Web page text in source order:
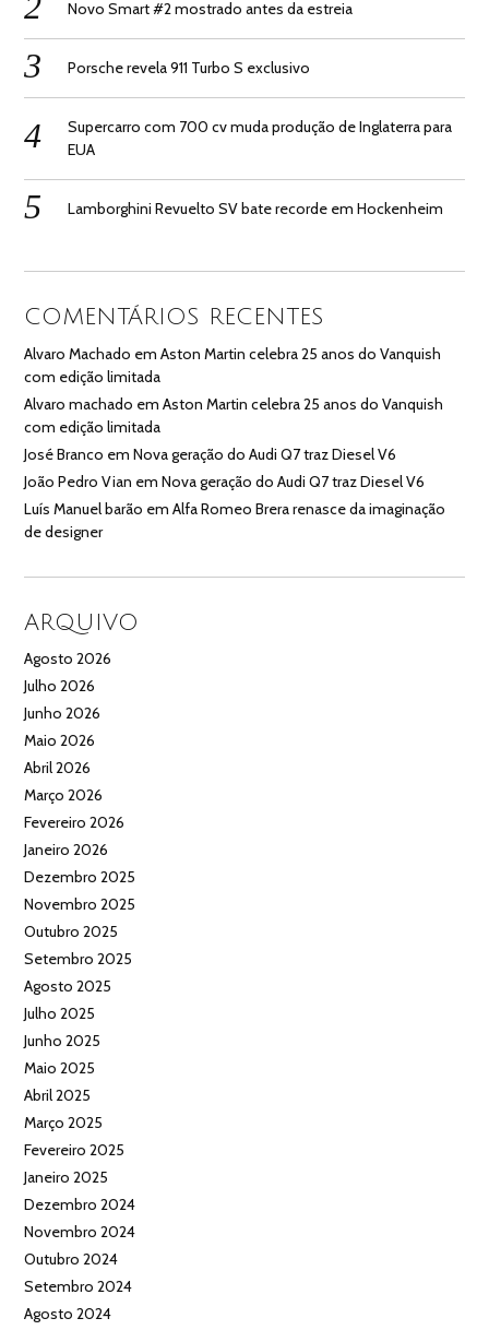
Novo Smart #2 mostrado antes da estreia
Porsche revela 911 Turbo S exclusivo
Supercarro com 700 cv muda produção de Inglaterra para
EUA
Lamborghini Revuelto SV bate recorde em Hockenheim
COMENTÁRIOS RECENTES
Alvaro Machado emAston Martin celebra 25 anos do Vanquish
com edição limitada
Alvaro machado emAston Martin celebra 25 anos do Vanquish
com edição limitada
José Branco emNova geração do Audi Q7 traz Diesel V6
João Pedro Vian emNova geração do Audi Q7 traz Diesel V6
Luís Manuel barão emAlfa Romeo Brera renasce da imaginação
de designer
ARQUIVO
Agosto 2026
Julho 2026
Junho 2026
Maio 2026
Abril 2026
Março 2026
Fevereiro 2026
Janeiro 2026
Dezembro 2025
Novembro 2025
Outubro 2025
Setembro 2025
Agosto 2025
Julho 2025
Junho 2025
Maio 2025
Abril 2025
Março 2025
Fevereiro 2025
Janeiro 2025
Dezembro 2024
Novembro 2024
Outubro 2024
Setembro 2024
Agosto 2024